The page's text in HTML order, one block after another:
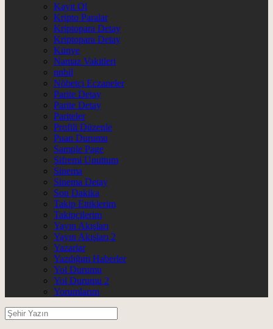
Kayıt Ol
Kripto Paralar
Kriptopara Detay
Kriptopara Detay
Künye
Namaz Vakitleri
nnbil
Nöbetçi Eczaneler
Parite Detay
Parite Detay
Pariteler
Profili Düzenle
Puan Durumu
Sample Page
Şifremi Unuttum
Sinema
Sinema Detay
Son Dakika
Takip Ettiklerim
Takipçilerim
Yayın Akışları
Yayın Akışları 2
Yazarlar
Yazdığım Haberler
Yol Durumu
Yol Durumu 2
Yorumlarım